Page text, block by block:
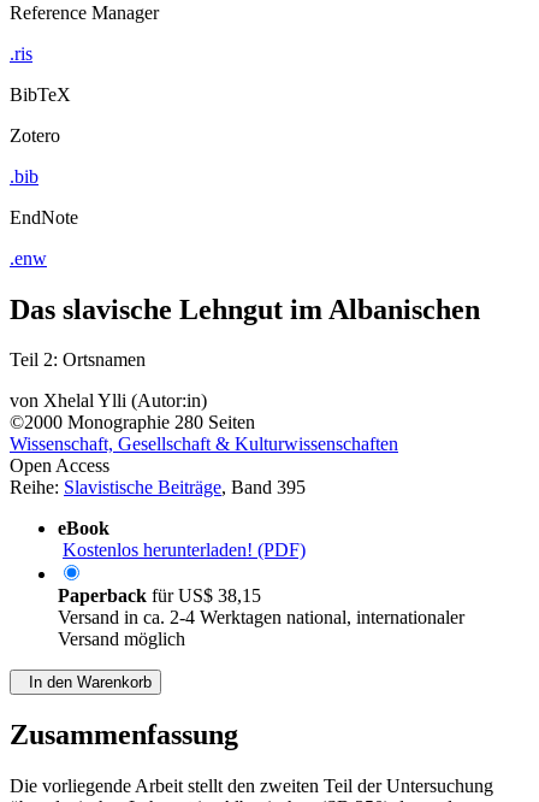
Reference Manager
.ris
BibTeX
Zotero
.bib
EndNote
.enw
Das slavische Lehngut im Albanischen
Teil 2: Ortsnamen
von Xhelal Ylli (Autor:in)
©2000 Monographie 280 Seiten
Wissenschaft, Gesellschaft & Kulturwissenschaften
Open Access
Reihe: Slavistische Beiträge, Band 395
eBook
Kostenlos herunterladen! (PDF)
Paperback fürUS$ 38,15
Versand in ca. 2-4 Werktagen national, internationaler
Versand möglich
In den Warenkorb
Zusammenfassung
Die vorliegende Arbeit stellt den zweiten Teil der Untersuchung